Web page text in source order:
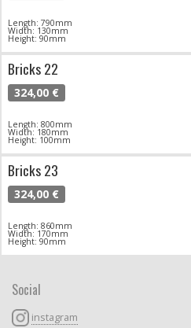
Length: 790mm
Width: 130mm
Height: 90mm
Bricks 22
324,00 €
Length: 800mm
Width: 180mm
Height: 100mm
Bricks 23
324,00 €
Length: 860mm
Width: 170mm
Height: 90mm
Social
instagram